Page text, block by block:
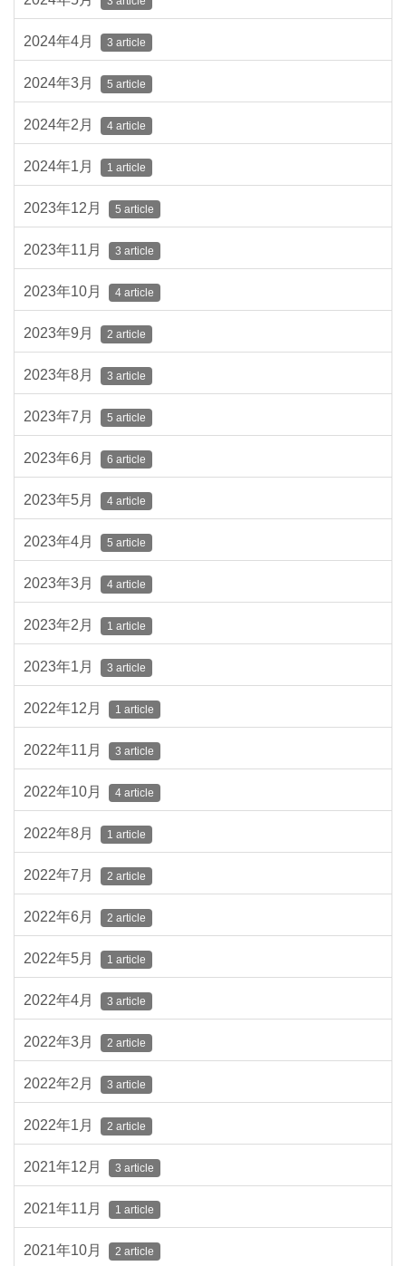
2024年4月 3 article
2024年3月 5 article
2024年2月 4 article
2024年1月 1 article
2023年12月 5 article
2023年11月 3 article
2023年10月 4 article
2023年9月 2 article
2023年8月 3 article
2023年7月 5 article
2023年6月 6 article
2023年5月 4 article
2023年4月 5 article
2023年3月 4 article
2023年2月 1 article
2023年1月 3 article
2022年12月 1 article
2022年11月 3 article
2022年10月 4 article
2022年8月 1 article
2022年7月 2 article
2022年6月 2 article
2022年5月 1 article
2022年4月 3 article
2022年3月 2 article
2022年2月 3 article
2022年1月 2 article
2021年12月 3 article
2021年11月 1 article
2021年10月 2 article